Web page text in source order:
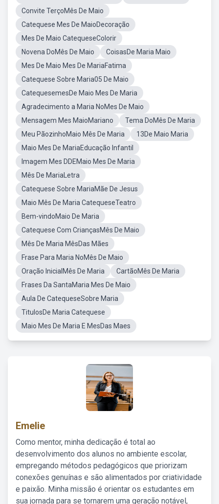
Convite TerçoMês De Maio
Catequese Mes De MaioDecoração
Mes De Maio CatequeseColorir
Novena DoMês De Maio
CoisasDe Maria Maio
Mes De Maio Mes De MariaFatima
Catequese Sobre Maria05 De Maio
CatequesemesDe Maio Mes De Maria
Agradecimento a Maria NoMes De Maio
Mensagem Mes MaioMariano
Tema DoMês De Maria
Meu PãozinhoMaio Mês De Maria
13De Maio Maria
Maio Mes De MariaEducação Infantil
Imagem Mes DDEMaio Mes De Maria
Mês De MariaLetra
Catequese Sobre MariaMãe De Jesus
Maio Mês De Maria CatequeseTeatro
Bem-vindoMaio De Maria
Catequese Com CriançasMês De Maio
Mês De Maria MêsDas Mães
Frase Para Maria NoMês De Maio
Oração InicialMês De Maria
CartãoMês De Maria
Frases Da SantaMaria Mes De Maio
Aula De CatequeseSobre Maria
TitulosDe Maria Catequese
Maio Mes De Maria E MesDas Maes
Emelie
Como mentor, minha dedicação é total ao
desenvolvimento dos alunos no ambiente escolar,
empregando métodos pedagógicos que priorizam
conexões genuínas e são alimentados por criatividade
e paixão. Minha missão é orientar os estudantes em
sua jornada para se tornarem uma geração notável,